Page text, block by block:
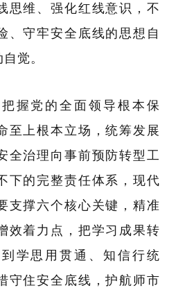
思维、强化红线意识，不
、守牢安全底线的思想自
觉。
握党的全面领导根本保
至上根本立场，统筹发展
全治理向事前预防转型工
下的完整责任体系，现代
支撑六个核心关键，精准
效着力点，把学习成果转
学思用贯通、知信行统
守住安全底线，护航师市